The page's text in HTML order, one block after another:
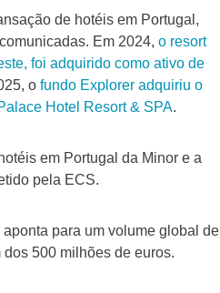
de hotéis em Portugal,
Em 2024, o resort
foi adquirido como ativo de
o fundo Explorer adquiriu o
Hotel Resort & SPA.
em Portugal da Minor e a
pela ECS.
para um volume global de
500 milhões de euros.